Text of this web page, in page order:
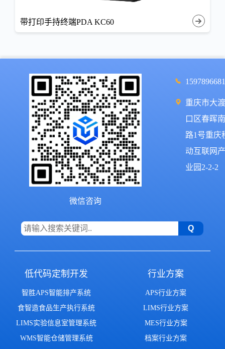
带打印手持终端PDA KC60
微信咨询
重庆市大渡
口区春晖南
路1号重庆
动互联网产
业园2-2-2
低代码定制开发
智胜APS智能排产系统
食智造食品生产执行系统
LIMS实验信息室管理系统
WMS智能仓储管理系统
行业方案
APS行业方案
LIMS行业方案
MES行业方案
档案行业方案